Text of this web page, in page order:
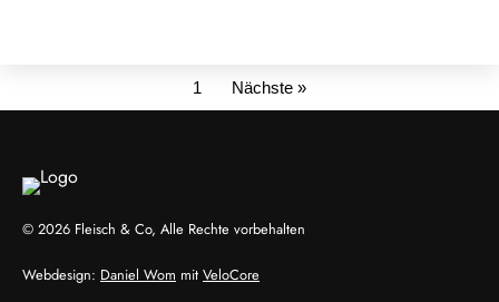
1 Nächste »
© 2026 Fleisch & Co, Alle Rechte vorbehalten
Webdesign: Daniel Wom mit VeloCore